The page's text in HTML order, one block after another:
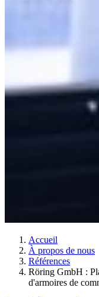
Accueil
À propos de nous
Références
Röring GmbH :
d'armoires de